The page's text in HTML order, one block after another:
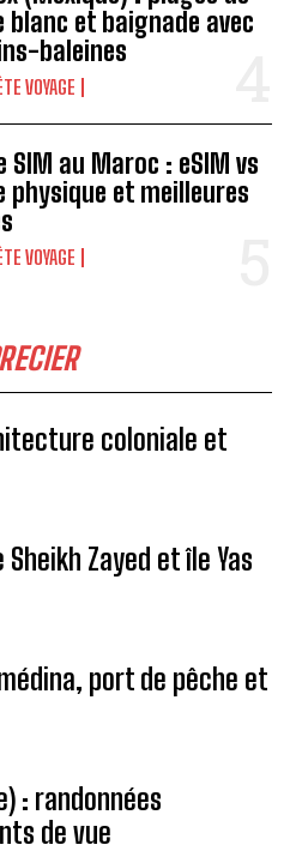
blanc et baignade avec
baleines
VOYAGE
SIM au Maroc : eSIM vs
physique et meilleures
VOYAGE
coloniale et
Zayed et île Yas
port de pêche et
: randonnées
de vue